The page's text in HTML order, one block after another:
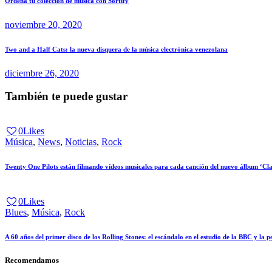
Navegación
de
noviembre 20, 2020
Próximo
Two and a Half Cats: la nueva disquera de la música electrónica venezolana
diciembre 26, 2020
También te puede gustar
0Likes
Música, News, Noticias, Rock
Twenty One Pilots están filmando vídeos musicales para cada canción del nuevo álbum
0Likes
Blues, Música, Rock
A 60 años del primer disco de los Rolling Stones: el escándalo en el estudio de la BBC y la
Recomendamos